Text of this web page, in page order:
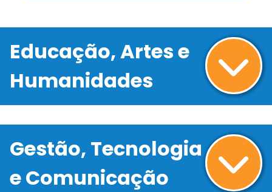
Educação, Artes e
Humanidades
Gestão, Tecnologia
e Comunicação